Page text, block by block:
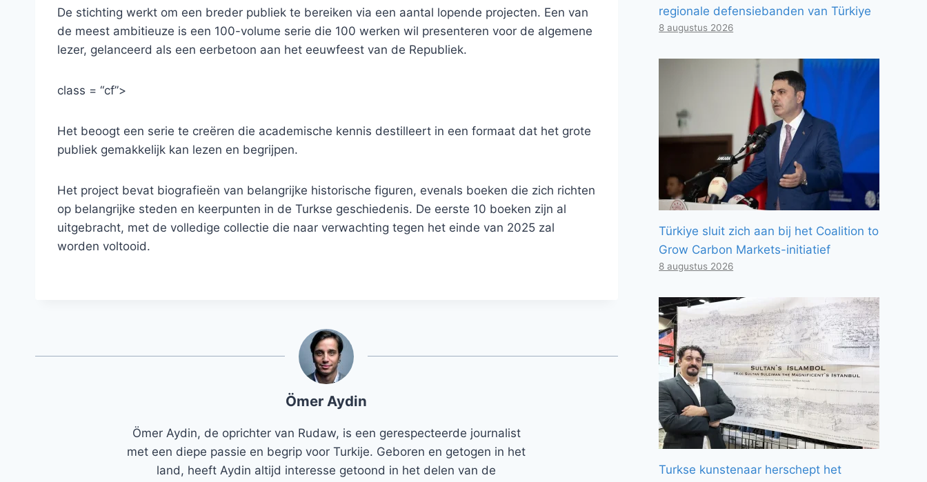
De stichting werkt om een ​​breder publiek te bereiken via een aantal lopende projecten. Een van
de meest ambitieuze is een 100-volume serie die 100 werken wil presenteren voor de algemene
lezer, gelanceerd als een eerbetoon aan het eeuwfeest van de Republiek.
class = “cf”>
Het beoogt een serie te creëren die academische kennis destilleert in een formaat dat het grote
publiek gemakkelijk kan lezen en begrijpen.
Het project bevat biografieën van belangrijke historische figuren, evenals boeken die zich richten
op belangrijke steden en keerpunten in de Turkse geschiedenis. De eerste 10 boeken zijn al
uitgebracht, met de volledige collectie die naar verwachting tegen het einde van 2025 zal
worden voltooid.
Ömer Aydin
Ömer Aydin, de oprichter van Rudaw, is een gerespecteerde journalist
met een diepe passie en begrip voor Turkije. Geboren en getogen in het
land, heeft Aydin altijd interesse getoond in het delen van de
regionale defensiebanden van Türkiye
8 augustus 2026
Türkiye sluit zich aan bij het Coalition to
Grow Carbon Markets-initiatief
8 augustus 2026
Turkse kunstenaar herschept het